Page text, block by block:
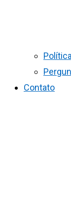
Contato